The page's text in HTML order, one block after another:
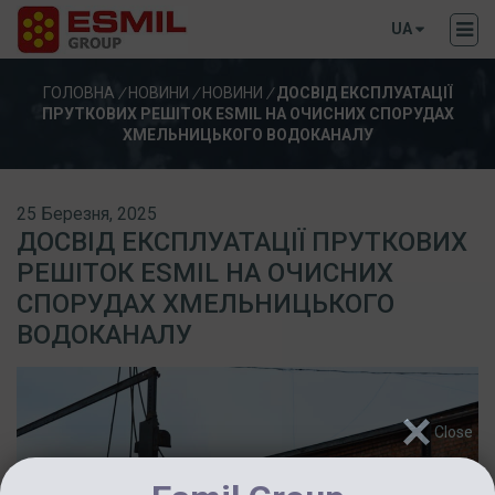
UA
ГОЛОВНА /НОВИНИ /НОВИНИ /ДОСВІД ЕКСПЛУАТАЦІЇ
ПРУТКОВИХ РЕШІТОК ESMIL НА ОЧИСНИХ СПОРУДАХ
ХМЕЛЬНИЦЬКОГО ВОДОКАНАЛУ
ДОСВІД ЕКСПЛУАТАЦІЇ ПРУТКОВИХ
РЕШІТОК ESMIL НА ОЧИСНИХ
СПОРУДАХ ХМЕЛЬНИЦЬКОГО
ВОДОКАНАЛУ
25 Березня, 2025